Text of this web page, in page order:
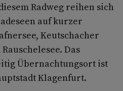
Radweg reihen sich
auf kurzer
Keutschacher
Das
Übernachtungsort ist
Klagenfurt.